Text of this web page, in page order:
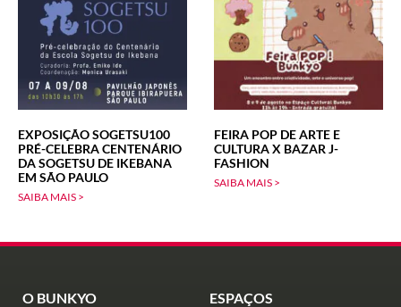
EXPOSIÇÃO SOGETSU100
PRÉ-CELEBRA CENTENÁRIO
DA SOGETSU DE IKEBANA
EM SÃO PAULO
SAIBA MAIS >
FEIRA POP DE ARTE E
CULTURA X BAZAR J-
FASHION
SAIBA MAIS >
O BUNKYO ESPAÇOS